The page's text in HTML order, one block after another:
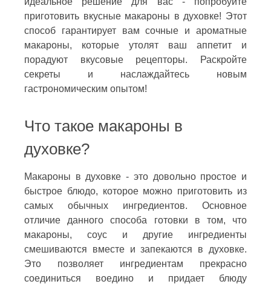
приготовить вкусные макароны в духовке! Этот
способ гарантирует вам сочные и ароматные
макароны, которые утолят ваш аппетит и
порадуют вкусовые рецепторы. Раскройте
секреты и наслаждайтесь новым
гастрономическим опытом!
Что такое макароны в
духовке?
Макароны в духовке - это довольно простое и
быстрое блюдо, которое можно приготовить из
самых обычных ингредиентов. Основное
отличие данного способа готовки в том, что
макароны, соус и другие ингредиенты
смешиваются вместе и запекаются в духовке.
Это позволяет ингредиентам прекрасно
соединиться воедино и придает блюду